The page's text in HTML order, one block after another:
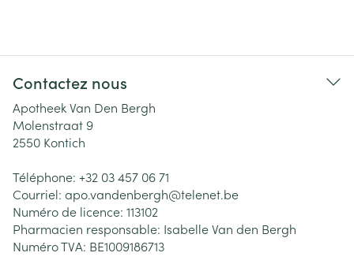
Contactez nous
Apotheek Van Den Bergh
Molenstraat 9
2550 Kontich
Téléphone: +32 03 457 06 71
Courriel: apo.vandenbergh@telenet.be
Numéro de licence: 113102
Pharmacien responsable: Isabelle Van den Bergh
Numéro TVA: BE1009186713